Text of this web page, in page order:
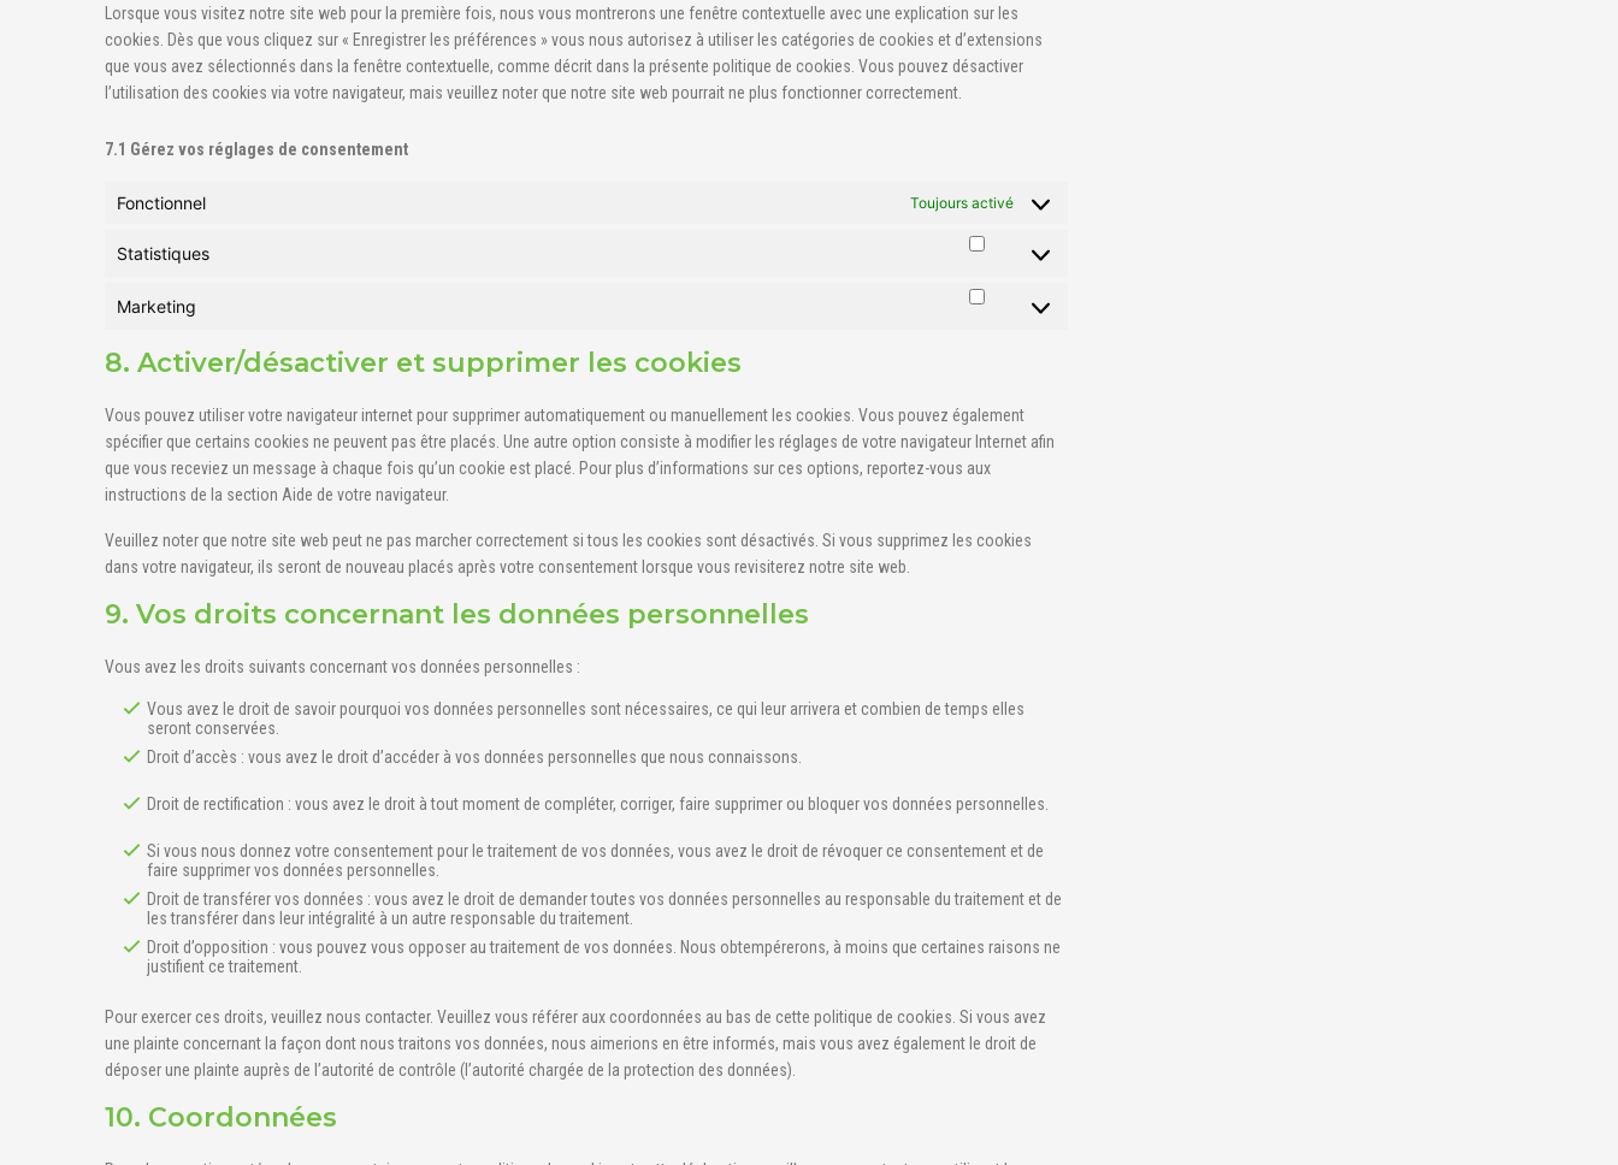
divers
Lorsque vous visitez notre site web pour la première fois, nous vous montrerons une fenêtre contextuelle avec une explication sur les
cookies. Dès que vous cliquez sur « Enregistrer les préférences » vous nous autorisez à utiliser les catégories de cookies et d’extensions
que vous avez sélectionnés dans la fenêtre contextuelle, comme décrit dans la présente politique de cookies. Vous pouvez désactiver
l’utilisation des cookies via votre navigateur, mais veuillez noter que notre site web pourrait ne plus fonctionner correctement.
7.1 Gérez vos réglages de consentement
Fonctionnel Toujours activé
Statistiques
Statistiques
Marketing
Marketing
8. Activer/désactiver et supprimer les cookies
Vous pouvez utiliser votre navigateur internet pour supprimer automatiquement ou manuellement les cookies. Vous pouvez également
spécifier que certains cookies ne peuvent pas être placés. Une autre option consiste à modifier les réglages de votre navigateur Internet afin
que vous receviez un message à chaque fois qu’un cookie est placé. Pour plus d’informations sur ces options, reportez-vous aux
instructions de la section Aide de votre navigateur.
Veuillez noter que notre site web peut ne pas marcher correctement si tous les cookies sont désactivés. Si vous supprimez les cookies
dans votre navigateur, ils seront de nouveau placés après votre consentement lorsque vous revisiterez notre site web.
9. Vos droits concernant les données personnelles
Vous avez les droits suivants concernant vos données personnelles :
Vous avez le droit de savoir pourquoi vos données personnelles sont nécessaires, ce qui leur arrivera et combien de temps elles
seront conservées.
Droit d’accès : vous avez le droit d’accéder à vos données personnelles que nous connaissons.
Droit de rectification : vous avez le droit à tout moment de compléter, corriger, faire supprimer ou bloquer vos données personnelles.
Si vous nous donnez votre consentement pour le traitement de vos données, vous avez le droit de révoquer ce consentement et de
faire supprimer vos données personnelles.
Droit de transférer vos données : vous avez le droit de demander toutes vos données personnelles au responsable du traitement et de
les transférer dans leur intégralité à un autre responsable du traitement.
Droit d’opposition : vous pouvez vous opposer au traitement de vos données. Nous obtempérerons, à moins que certaines raisons ne
justifient ce traitement.
Pour exercer ces droits, veuillez nous contacter. Veuillez vous référer aux coordonnées au bas de cette politique de cookies. Si vous avez
une plainte concernant la façon dont nous traitons vos données, nous aimerions en être informés, mais vous avez également le droit de
déposer une plainte auprès de l’autorité de contrôle (l’autorité chargée de la protection des données).
10. Coordonnées